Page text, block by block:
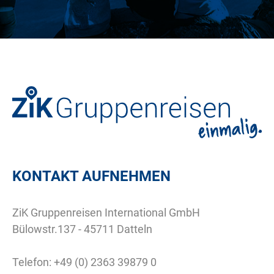
KONTAKT AUFNEHMEN
ZiK Gruppenreisen International GmbH
Bülowstr.137 - 45711 Datteln
Telefon: +49 (0) 2363 39879 0